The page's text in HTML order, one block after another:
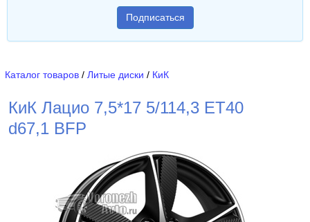
Подписаться
Каталог товаров / Литые диски / КиК
КиК Лацио 7,5*17 5/114,3 ET40
d67,1 BFP